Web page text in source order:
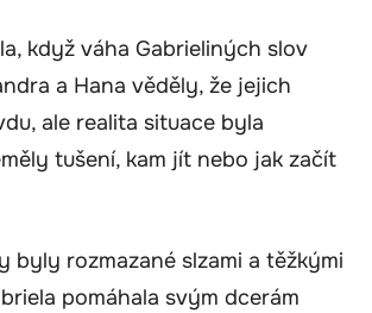
když váha Gabrieliných slov
a Hana věděly, že jejich
ale realita situace byla
tušení, kam jít nebo jak začít
byly rozmazané slzami a těžkými
pomáhala svým dcerám